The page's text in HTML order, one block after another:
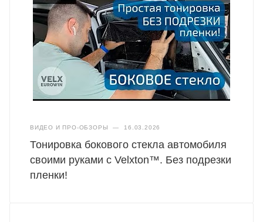
ВИДЕО И ПРО-ОБЗОРЫ — 16.03.2026
Тонировка бокового стекла автомобиля
своими руками с Velxton™. Без подрезки
пленки!